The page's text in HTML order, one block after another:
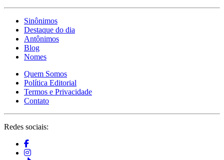
Sinônimos
Destaque do dia
Antônimos
Blog
Nomes
Quem Somos
Política Editorial
Termos e Privacidade
Contato
Redes sociais: